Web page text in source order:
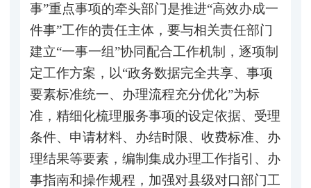
事”重点事项的牵头部门是推进“高效办成一
件事”工作的责任主体，要与相关责任部门
建立“一事一组”协同配合工作机制，逐项制
定工作方案，以“政务数据完全共享、事项
要素标准统一、办理流程充分优化”为标
准，精细化梳理服务事项的设定依据、受理
条件、申请材料、办结时限、收费标准、办
理结果等要素，编制集成办理工作指引、办
事指南和操作规程，加强对县级对口部门工